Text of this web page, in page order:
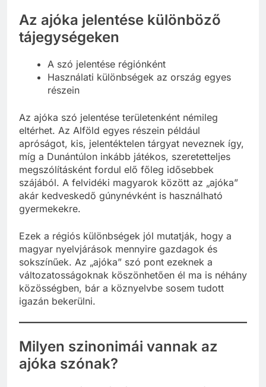
Az ajóka jelentése különböző
tájegységeken
A szó jelentése régiónként
Használati különbségek az ország egyes
részein
Az ajóka szó jelentése területenként némileg
eltérhet. Az Alföld egyes részein például
apróságot, kis, jelentéktelen tárgyat neveznek így,
míg a Dunántúlon inkább játékos, szeretetteljes
megszólításként fordul elő főleg idősebbek
szájából. A felvidéki magyarok között az „ajóka”
akár kedveskedő gúnynévként is használható
gyermekekre.
Ezek a régiós különbségek jól mutatják, hogy a
magyar nyelvjárások mennyire gazdagok és
sokszínűek. Az „ajóka” szó pont ezeknek a
változatosságoknak köszönhetően él ma is néhány
közösségben, bár a köznyelvbe sosem tudott
igazán bekerülni.
Milyen szinonimái vannak az
ajóka szónak?